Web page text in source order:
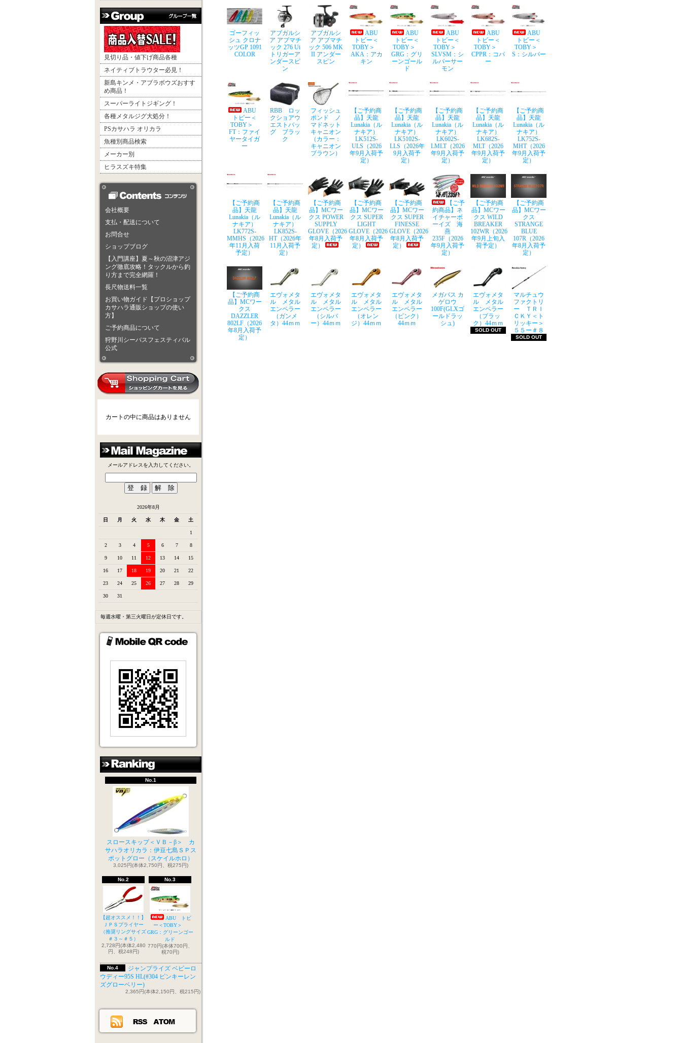
見切り品・値下げ商品各種
ネイティブトラウター必見！
新島キンメ・アブラボウズおすす
め商品！
スーパーライトジギング！
各種メタルジグ大処分！
PSカサハラ オリカラ
魚種別商品検索
メーカー別
ヒラスズキ特集
会社概要
支払・配送について
お問合せ
ショップブログ
【入門講座】夏～秋の沼津アジ
ング徹底攻略！タックルから釣
り方まで完全網羅！
長尺物送料一覧
お買い物ガイド【プロショップ
カサハラ通販ショップの使い
方】
ご予約商品について
狩野川シーバスフェスティバル
公式
カートの中に商品はありません
メールアドレスを入力してください。
2026年8月
日 月 火 水 木 金 土
1
2 3 4 5 6 7 8
9 10 11 12 13 14 15
16 17 18 19 20 21 22
23 24 25 26 27 28 29
30 31
毎週水曜・第三火曜日が定休日です。
No.1
スロースキップ＜ＶＢ－β＞ カ
サハラオリカラ：伊豆七島ＳＰス
ポットグロー（スケイルホロ）
3,025円(本体2,750円、税275円)
No.2
【超オススメ！！】
ＪＰＳプライヤー
（推奨リングサイズ
＃３～＃５）
2,728円(本体2,480
円、税248円)
No.3
ABU トビ
ー＜TOBY＞
GRG：グリーンゴー
ルド
770円(本体700円、
税70円)
No.4
ジャンプライズ ベビーロ
ウディー95S HL(#304 ピンキーレン
ズグローベリー)
2,365円(本体2,150円、税215円)
ゴーフィッ
シュ クロナ
ッツGP 1091
COLOR
アブガルシ
ア アブマチ
ック 276 Ui
トリガーア
ンダースピ
ン
アブガルシ
ア アブマチ
ック 506 MK
II アンダー
スピン
ABU
トビー＜
TOBY＞
AKA：アカ
キン
ABU
トビー＜
TOBY＞
GRG：グリ
ーンゴール
ド
ABU
トビー＜
TOBY＞
SLVSM：シ
ルバーサー
モン
ABU
トビー＜
TOBY＞
CPPR：コパ
ー
ABU
トビー＜
TOBY＞
S：シルバー
ABU
トビー＜
TOBY＞
FT：ファイ
ヤータイガ
ー
RBB ロッ
クショアウ
エストバッ
グ ブラッ
ク
フィッシュ
ポンド ノ
マドネット
キャニオン
（カラー：
キャニオン
ブラウン）
【ご予約商
品】天龍
Lunakia（ル
ナキア）
LK512S-
ULS（2026
年9月入荷予
定）
【ご予約商
品】天龍
Lunakia（ル
ナキア）
LK5102S-
LLS（2026年
9月入荷予
定）
【ご予約商
品】天龍
Lunakia（ル
ナキア）
LK602S-
LMLT（2026
年9月入荷予
定）
【ご予約商
品】天龍
Lunakia（ル
ナキア）
LK682S-
MLT（2026
年9月入荷予
定）
【ご予約商
品】天龍
Lunakia（ル
ナキア）
LK752S-
MHT（2026
年9月入荷予
定）
【ご予約商
品】天龍
Lunakia（ル
ナキア）
LK772S-
MMHS（2026
年11月入荷
予定）
【ご予約商
品】天龍
Lunakia（ル
ナキア）
LK852S-
HT（2026年
11月入荷予
定）
【ご予約商
品】MCワー
クス POWER
SUPPLY
GLOVE（2026
年8月入荷予
定）
【ご予約商
品】MCワー
クス SUPER
LIGHT
GLOVE（2026
年8月入荷予
定）
【ご予約商
品】MCワー
クス SUPER
FINESSE
GLOVE（2026
年8月入荷予
定）
【ご予
約商品】ネ
イチャーボ
ーイズ 海
燕
235F（2026
年9月入荷予
定）
【ご予約商
品】MCワー
クス WILD
BREAKER
102WR（2026
年9月上旬入
荷予定）
【ご予約商
品】MCワー
クス
STRANGE
BLUE
107R（2026
年8月入荷予
定）
【ご予約商
品】MCワー
クス
DAZZLER
802LF（2026
年8月入荷予
定）
エヴォメタ
ル メタル
エンペラー
（ガンメ
タ）44ｍｍ
エヴォメタ
ル メタル
エンペラー
（シルバ
ー）44ｍｍ
エヴォメタ
ル メタル
エンペラー
（オレン
ジ）44ｍｍ
エヴォメタ
ル メタル
エンペラー
（ピンク）
44ｍｍ
メガバス カ
ゲロウ
100F(GLXゴ
ールドラッ
シュ)
エヴォメタ
ル メタル
エンペラー
（ブラッ
ク）44ｍｍ
SOLD OUT
マルチュウ
ファクトリ
ー ＴＲＩ
ＣＫＹ＜ト
リッキー＞
５５ー＃８
SOLD OUT